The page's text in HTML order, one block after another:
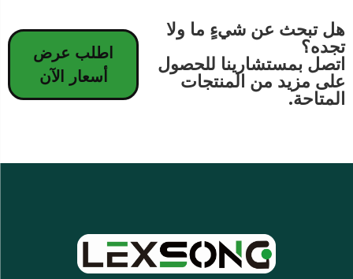
هل تبحث عن شيءٍ ما ولا
تجده؟
اتصل بمستشارينا للحصول
على مزيد من المنتجات
المتاحة.
اطلب عرض
أسعار الآن